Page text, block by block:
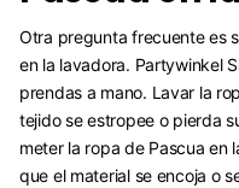
Otra pregunta frecuente es
en la lavadora. Partywinkel
prendas a mano. Lavar la
tejido se estropee o pierda
meter la ropa de Pascua en
que el material se encoja o